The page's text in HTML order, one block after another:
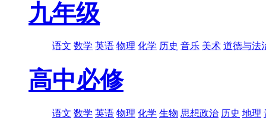
九年级
语文 数学 英语 物理 化学 历史 音乐 美术 道德与法
高中必修
语文 数学 英语 物理 化学 生物 思想政治 历史 地理